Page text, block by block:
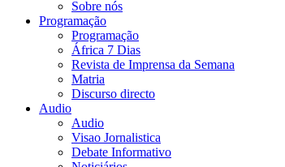
Sobre nós
Programação
Programação
África 7 Dias
Revista de Imprensa da Semana
Matria
Discurso directo
Audio
Audio
Visao Jornalistica
Debate Informativo